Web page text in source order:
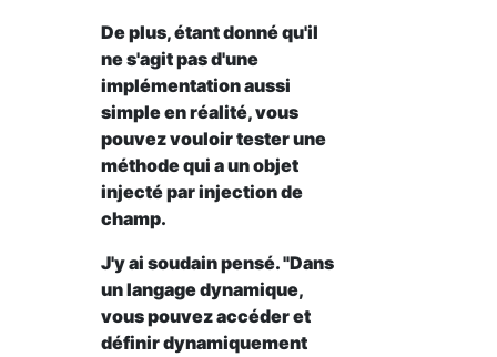
De plus, étant donné qu'il
ne s'agit pas d'une
implémentation aussi
simple en réalité, vous
pouvez vouloir tester une
méthode qui a un objet
injecté par injection de
champ.
J'y ai soudain pensé. "Dans
un langage dynamique,
vous pouvez accéder et
définir dynamiquement